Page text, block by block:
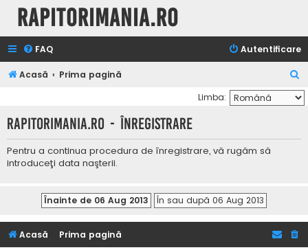
Rapitorimania.ro
FAQ Autentificare
Acasă Prima pagină
ă
u
Limba:
Rapitorimania.ro - Înregistrare
Pentru a continua procedura de înregistrare, vă rugăm să
introduceţi data naşterii.
Acasă Prima pagină